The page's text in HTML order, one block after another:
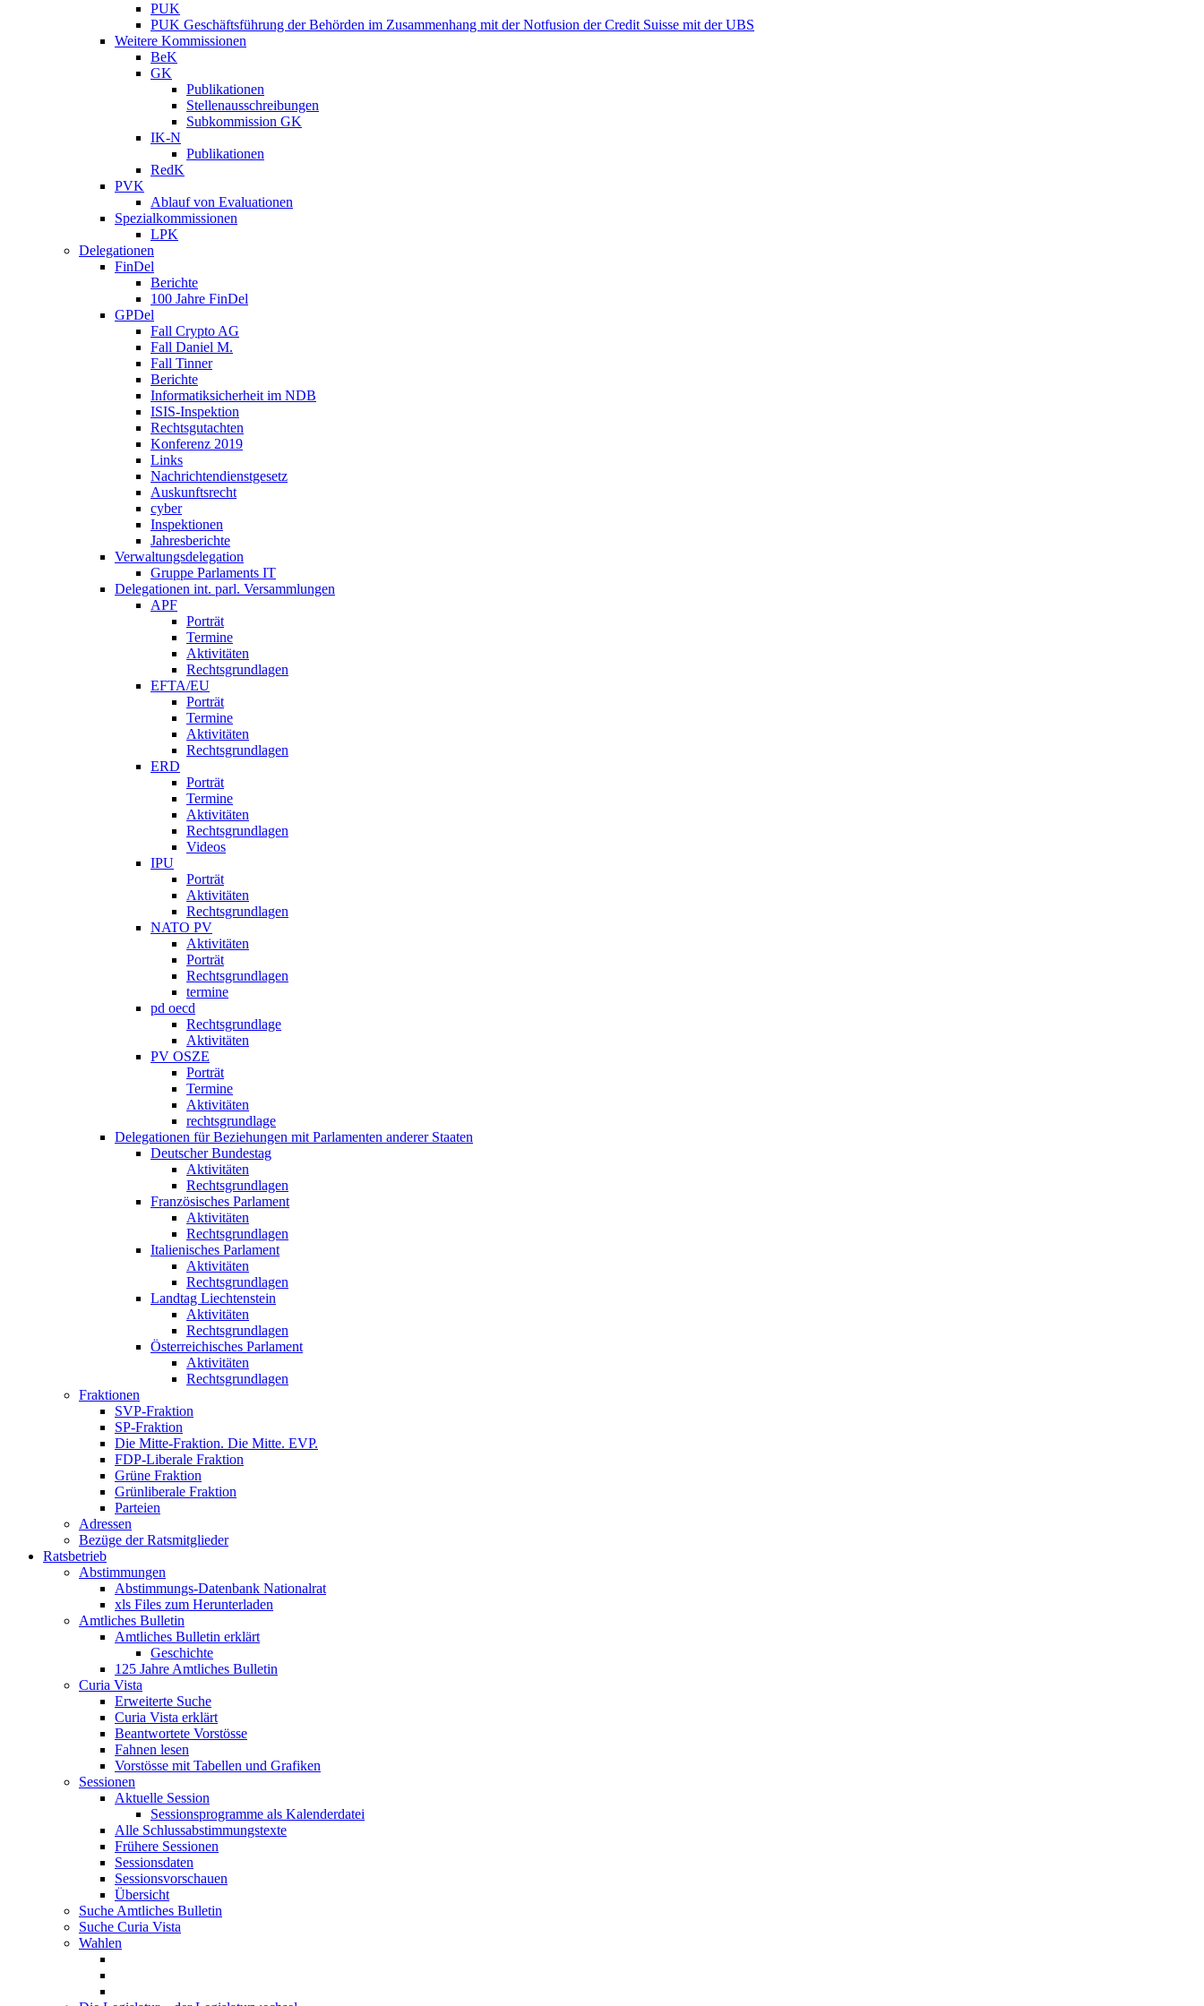
PUK
PUK Geschäftsführung der Behörden im Zusammenhang mit der Notfusion der Credit Suisse mit der UBS
Weitere Kommissionen
BeK
GK
Publikationen
Stellenausschreibungen
Subkommission GK
IK-N
Publikationen
RedK
PVK
Ablauf von Evaluationen
Spezialkommissionen
LPK
Delegationen
FinDel
Berichte
100 Jahre FinDel
GPDel
Fall Crypto AG
Fall Daniel M.
Fall Tinner
Berichte
Informatiksicherheit ­im NDB
ISIS-Inspektion
Rechtsgutachten
Konferenz 2019
Links
Nachrichtendienstgesetz
Auskunftsrecht
cyber
Inspektionen
Jahresberichte
Verwaltungsdelegation
Gruppe Parlaments IT
Delegationen int. parl. Versammlungen
APF
Porträt
Termine
Aktivitäten
Rechtsgrundlagen
EFTA/EU
Porträt
Termine
Aktivitäten
Rechtsgrundlagen
ERD
Porträt
Termine
Aktivitäten
Rechtsgrundlagen
Videos
IPU
Porträt
Aktivitäten
Rechtsgrundlagen
NATO PV
Aktivitäten
Porträt
Rechtsgrundlagen
termine
pd oecd
Rechtsgrundlage
Aktivitäten
PV OSZE
Porträt
Termine
Aktivitäten
rechtsgrundlage
Delegationen für Beziehungen mit Parlamenten anderer Staaten
Deutscher Bundestag
Aktivitäten
Rechtsgrundlagen
Französisches Parlament
Aktivitäten
Rechtsgrundlagen
Italienisches Parlament
Aktivitäten
Rechtsgrundlagen
Landtag Liechtenstein
Aktivitäten
Rechtsgrundlagen
Österreichisches Parlament
Aktivitäten
Rechtsgrundlagen
Fraktionen
SVP-Fraktion
SP-Fraktion
Die Mitte-Fraktion. Die Mitte. EVP.
FDP-Liberale Fraktion
Grüne Fraktion
Grünliberale Fraktion
Parteien
Adressen
Bezüge der Ratsmitglieder
Ratsbetrieb
Abstimmungen
Abstimmungs-Datenbank Nationalrat
xls Files zum Herunterladen
Amtliches Bulletin
Amtliches Bulletin erklärt
Geschichte
125 Jahre Amtliches Bulletin
Curia Vista
Erweiterte Suche
Curia Vista erklärt
Beantwortete Vorstösse
Fahnen lesen
Vorstösse mit Tabellen und Grafiken
Sessionen
Aktuelle Session
Sessionsprogramme als Kalenderdatei
Alle Schlussabstimmungstexte
Frühere Sessionen
Sessionsdaten
Sessionsvorschauen
Übersicht
Suche Amtliches Bulletin
Suche Curia Vista
Wahlen